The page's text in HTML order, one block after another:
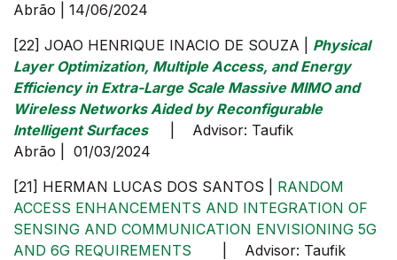
Abrão | 14/06/2024
[22] JOAO HENRIQUE INACIO DE SOUZA | Physical
Layer Optimization, Multiple Access, and Energy
Efficiency in Extra-Large Scale Massive MIMO and
Wireless Networks Aided by Reconfigurable
Intelligent Surfaces
| Advisor: Taufik
Abrão | 01/03/2024
[21] HERMAN LUCAS DOS SANTOS | RANDOM
ACCESS ENHANCEMENTS AND INTEGRATION OF
SENSING AND COMMUNICATION ENVISIONING 5G
AND 6G REQUIREMENTS
| Advisor: Taufik